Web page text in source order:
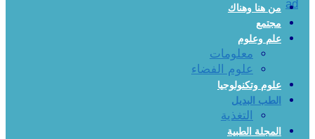
من هنا وهناك
مجتمع
علم وعلوم
معلومات
علوم الفضاء
علوم وتكنولوجيا
الطب البديل
التغذية
المجلة الطبية